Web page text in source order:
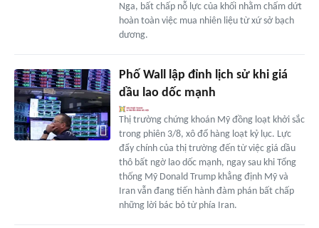
Nga, bất chấp nỗ lực của khối nhằm chấm dứt
hoàn toàn việc mua nhiên liệu từ xứ sở bạch
dương.
Phố Wall lập đỉnh lịch sử khi giá
dầu lao dốc mạnh
Thị trường chứng khoán Mỹ đồng loạt khởi sắc
trong phiên 3/8, xô đổ hàng loạt kỷ lục. Lực
đẩy chính của thị trường đến từ việc giá dầu
thô bất ngờ lao dốc mạnh, ngay sau khi Tổng
thống Mỹ Donald Trump khẳng định Mỹ và
Iran vẫn đang tiến hành đàm phán bất chấp
những lời bác bỏ từ phía Iran.